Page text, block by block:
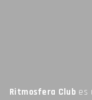
Ritmosfera Club es